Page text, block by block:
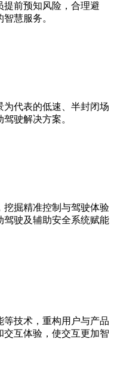
提前预知风险，合理避
慧服务。
代表的低速、半封闭场
驶解决方案。
挖掘精准控制与驾驶体验
驾驶及辅助安全系统赋能
技术，重构用户与产品
交互体验，使交互更加智